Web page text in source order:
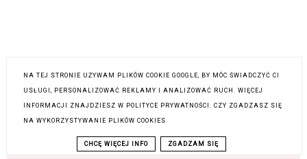
COPYRIGHT ©GÓRY OPAWSKIE
BLOG DESIGN:KAROGRAFIA.PL
NA TEJ STRONIE UŻYWAM PLIKÓW COOKIE GOOGLE, BY MÓC ŚWIADCZYĆ CI
USŁUGI, PERSONALIZOWAĆ REKLAMY I ANALIZOWAĆ RUCH. WIĘCEJ
INFORMACJI ZNAJDZIESZ W POLITYCE PRYWATNOŚCI. CZY ZGADZASZ SIĘ
NA WYKORZYSTYWANIE PLIKÓW COOKIES
CHCĘ WIĘCEJ INFO ZGADZAM SIĘ